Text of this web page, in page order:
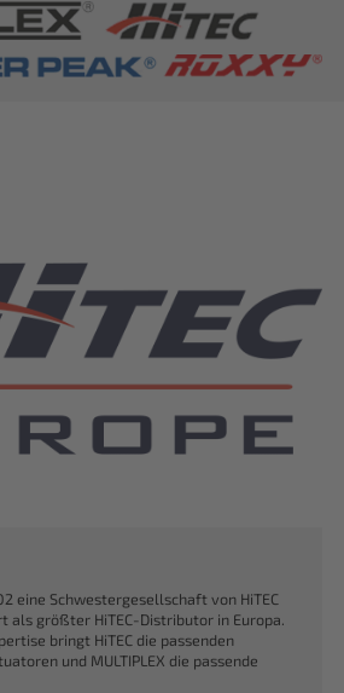
eine Schwestergesellschaft von HiTEC
als größter HiTEC-Distributor in Europa.
bringt HiTEC die passenden
und MULTIPLEX die passende